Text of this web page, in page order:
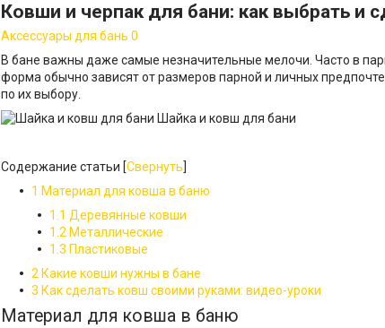
Ковши и черпак для бани: как выбрать и
Аксессуары для бань 0
В бане важны даже самые незначительные мелочи. Часто в
форма обычно зависят от размеров парной и личных
по их выбору.
Шайка и ковш для бани
Содержание статьи [Свернуть]
1 Материал для ковша в баню
1.1 Деревянные ковши
1.2 Металлические
1.3 Пластиковые
2 Какие ковши нужны в бане
3 Как сделать ковш своими руками: видео-уроки
Материал для ковша в баню